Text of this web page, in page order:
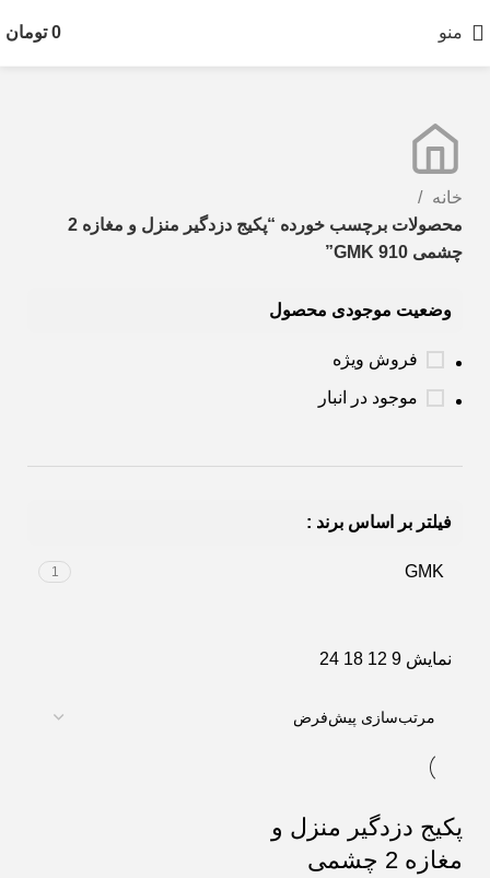
منو 0 تومان
خانه
محصولات برچسب خورده “پکیج دزدگیر منزل و مغازه 2
چشمی GMK 910”
وضعیت موجودی محصول
فروش ویژه
موجود در انبار
فیلتر بر اساس برند :
GMK
1
نمایش 9
12
18
24
پکیج دزدگیر منزل و
مغازه 2 چشمی